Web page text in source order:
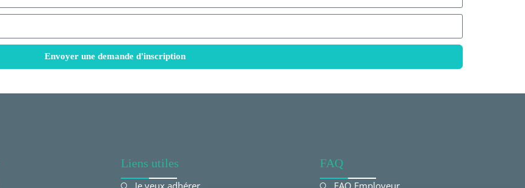
Envoyer une demande d'inscription
Liens utiles
Je veux adhérer
FAQ
FAQ Employeur